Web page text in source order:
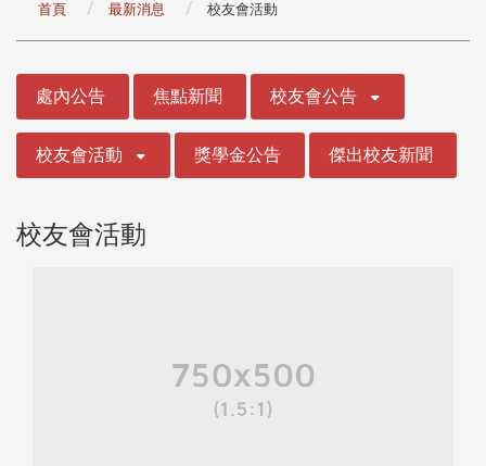
首頁 最新消息 校友會活動
處內公告 焦點新聞 校友會公告
校友會活動 獎學金公告 傑出校友新聞
校友會活動